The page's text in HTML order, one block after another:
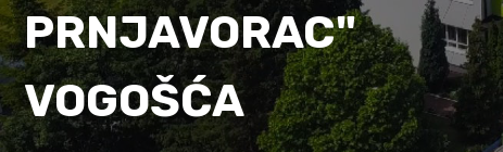
PRNJAVORAC"
VOGOŠĆA